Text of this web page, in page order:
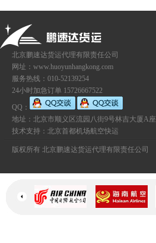
北京鹏速达货运代理有限责任公司
网址：www.huoyunhangkong.com
服务热线：010-52139254
24小时加急订单 15726667522
QQ：
地址：北京市顺义区流园八街9号林吉大厦A座
技术支持： 北京首都机场航空快运
版权所有 北京鹏速达货运代理有限责任公司